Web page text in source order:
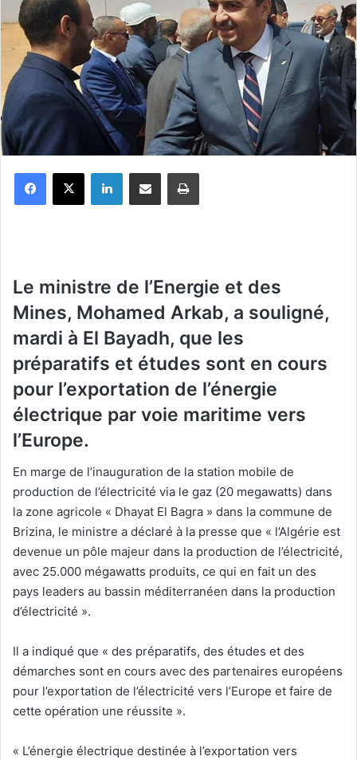
Le ministre de l’Energie et des
Mines, Mohamed Arkab, a souligné,
mardi à El Bayadh, que les
préparatifs et études sont en cours
pour l’exportation de l’énergie
électrique par voie maritime vers
l’Europe.
En marge de l’inauguration de la station mobile de
production de l’électricité via le gaz (20 megawatts) dans
la zone agricole « Dhayat El Bagra » dans la commune de
Brizina, le ministre a déclaré à la presse que « l’Algérie est
devenue un pôle majeur dans la production de l’électricité,
avec 25.000 mégawatts produits, ce qui en fait un des
pays leaders au bassin méditerranéen dans la production
d’électricité ».
Il a indiqué que « des préparatifs, des études et des
démarches sont en cours avec des partenaires européens
pour l’exportation de l’électricité vers l’Europe et faire de
cette opération une réussite ».
« L’énergie électrique destinée à l’exportation vers